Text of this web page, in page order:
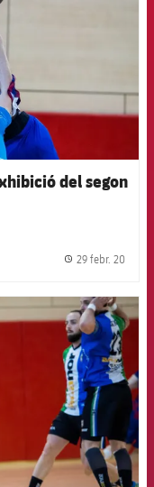
del segon
29 febr. 20
badge